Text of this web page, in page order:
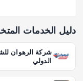
دليل الخدمات
شركة الرهوان
الدولي